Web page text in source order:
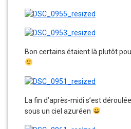
Bon certains étaient là plutôt
La fin d’après-midi s’est
sous un ciel azuréen